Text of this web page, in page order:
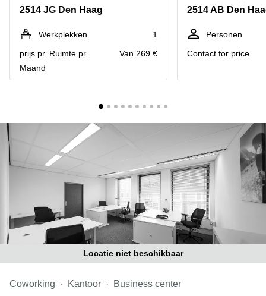
Hengelo
Hilversum
Hoofddorp
Deventer
Amsterdam
Reeuwijk
Business
Arnhem
Business
Coworking
space
Coworking
2514 JG Den Haag
Werkplekken
1
prijs pr. Ruimte pr.
Maand
Van 269 €
2514 AB Den
Personen
Contact for price
Locatie niet beschikbaar
Coworking Kantoor Business center